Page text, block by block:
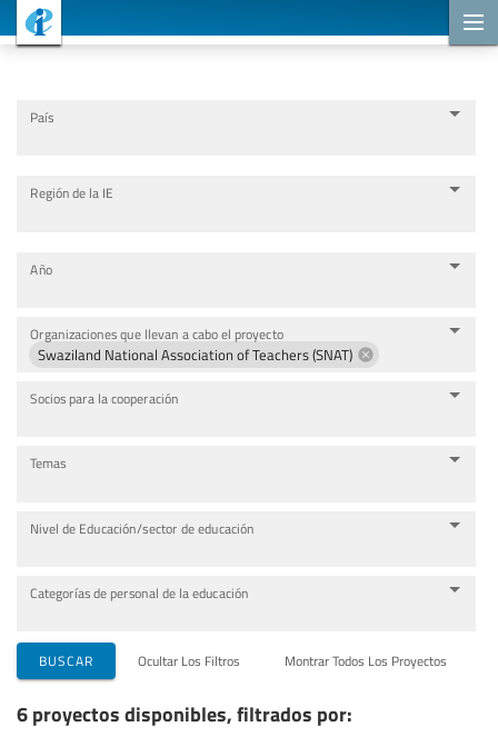
País
Región de la IE
Año
Organizaciones que llevan a cabo el proyecto
Swaziland National Association of Teachers (SNAT)
Socios para la cooperación
Temas
Nivel de Educación/sector de educación
Categorías de personal de la educación
BUSCAR Ocultar Los Filtros Montrar Todos Los Proyectos
6 proyectos disponibles, filtrados por: